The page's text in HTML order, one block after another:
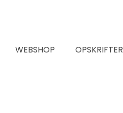
WEBSHOP OPSKRIFTER